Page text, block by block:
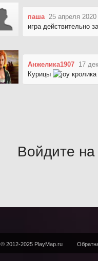
паша 25 апреля
игра действительно
Анжелика1907 17
Курицы
кролика
Войдите на
© 2012-2025 PlayMap.ru